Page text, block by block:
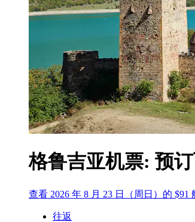
格鲁吉亚机票: 预
查看 2026 年 8 月 23 日（周日）的 $91
往返